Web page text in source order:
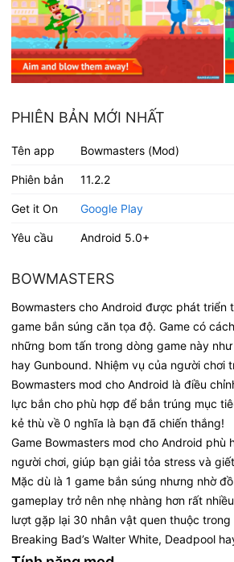
PHIÊN BẢN MỚI NHẤT
Tên app Bowmasters (Mod)
Phiên bản 11.2.2
Get it On Google Play
Yêu cầu Android 5.0+
BOWMASTERS
Bowmasters cho Android được phát triển
game bắn súng căn tọa độ. Game có
những bom tấn trong dòng game này
hay Gunbound. Nhiệm vụ của người chơi
Bowmasters mod cho Android là điều
lực bắn cho phù hợp để bắn trúng mục
kẻ thù về 0 nghĩa là bạn đã chiến thắng!
Game Bowmasters mod cho Android phù
người chơi, giúp bạn giải tỏa stress và
Mặc dù là 1 game bắn súng nhưng nhờ
gameplay trở nên nhẹ nhàng hơn rất
lượt gặp lại 30 nhân vật quen thuộc trong
Breaking Bad’s Walter White, Deadpool